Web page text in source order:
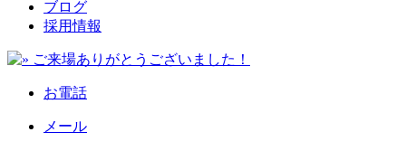
ブログ
採用情報
お電話
メール